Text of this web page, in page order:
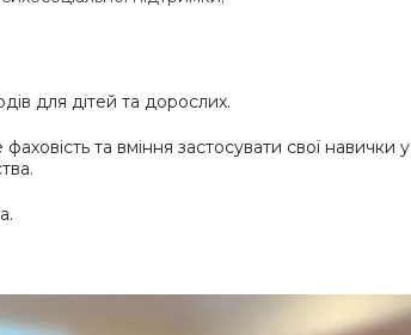
для дітей та дорослих.
та вміння застосувати свої навички у